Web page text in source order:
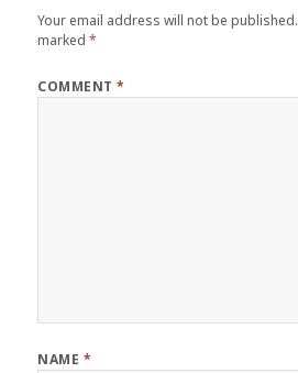
Your email address will not be published.
marked*
COMMENT*
NAME *